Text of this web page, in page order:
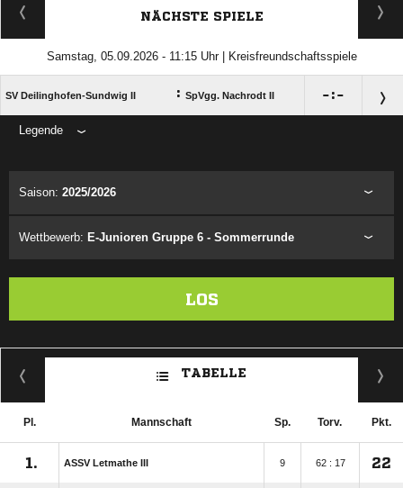
NÄCHSTE SPIELE
Samstag, 05.09.2026 - 11:15 Uhr | Kreisfreundschaftsspiele
SV Deilinghofen-Sundwig II : SpVgg. Nachrodt II :
Legende
Saison: 2025/2026
Wettbewerb: E-Junioren Gruppe 6 - Sommerrunde
LOS
TABELLE
Pl. Mannschaft Sp. Torv. Pkt.
1. ASSV Letmathe III 9 62 : 17 22